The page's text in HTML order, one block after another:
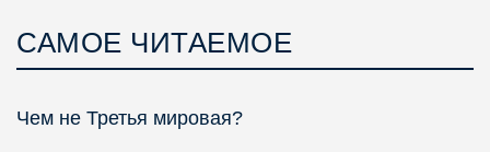
САМОЕ ЧИТАЕМОЕ
Чем не Третья мировая?